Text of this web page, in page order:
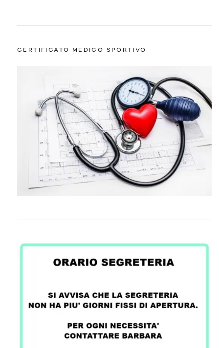
CERTIFICATO MEDICO SPORTIVO